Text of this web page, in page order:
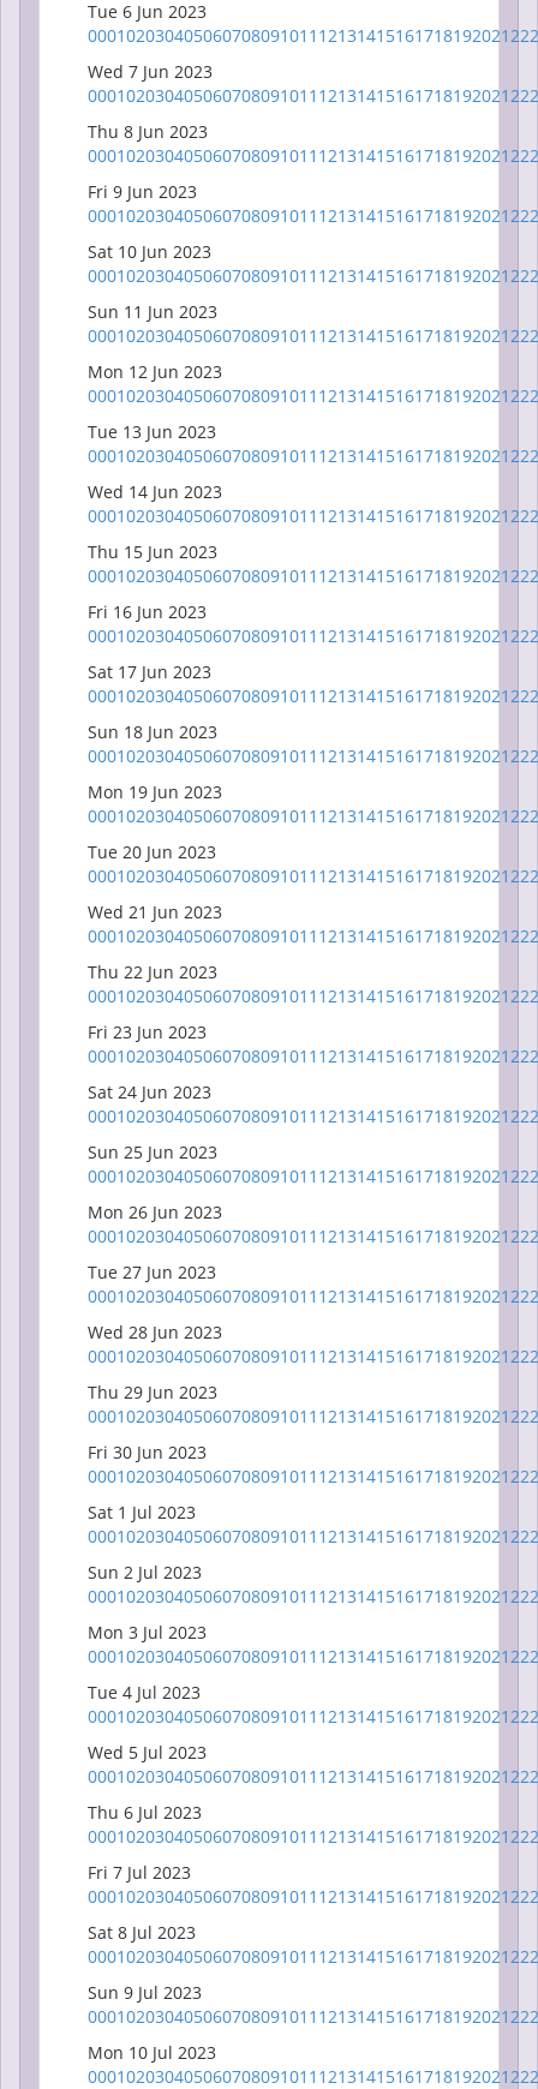
Tue 6 Jun 2023
000102030405060708091011 1213141516171819202122
Wed 7 Jun 2023
000102030405060708091011 1213141516171819202122
Thu 8 Jun 2023
000102030405060708091011 1213141516171819202122
Fri 9 Jun 2023
000102030405060708091011 1213141516171819202122
Sat 10 Jun 2023
000102030405060708091011 1213141516171819202122
Sun 11 Jun 2023
000102030405060708091011 1213141516171819202122
Mon 12 Jun 2023
000102030405060708091011 1213141516171819202122
Tue 13 Jun 2023
000102030405060708091011 1213141516171819202122
Wed 14 Jun 2023
000102030405060708091011 1213141516171819202122
Thu 15 Jun 2023
000102030405060708091011 1213141516171819202122
Fri 16 Jun 2023
000102030405060708091011 1213141516171819202122
Sat 17 Jun 2023
000102030405060708091011 1213141516171819202122
Sun 18 Jun 2023
000102030405060708091011 1213141516171819202122
Mon 19 Jun 2023
000102030405060708091011 1213141516171819202122
Tue 20 Jun 2023
000102030405060708091011 1213141516171819202122
Wed 21 Jun 2023
000102030405060708091011 1213141516171819202122
Thu 22 Jun 2023
000102030405060708091011 1213141516171819202122
Fri 23 Jun 2023
000102030405060708091011 1213141516171819202122
Sat 24 Jun 2023
000102030405060708091011 1213141516171819202122
Sun 25 Jun 2023
000102030405060708091011 1213141516171819202122
Mon 26 Jun 2023
000102030405060708091011 1213141516171819202122
Tue 27 Jun 2023
000102030405060708091011 1213141516171819202122
Wed 28 Jun 2023
000102030405060708091011 1213141516171819202122
Thu 29 Jun 2023
000102030405060708091011 1213141516171819202122
Fri 30 Jun 2023
000102030405060708091011 1213141516171819202122
Sat 1 Jul 2023
000102030405060708091011 1213141516171819202122
Sun 2 Jul 2023
000102030405060708091011 1213141516171819202122
Mon 3 Jul 2023
000102030405060708091011 1213141516171819202122
Tue 4 Jul 2023
000102030405060708091011 1213141516171819202122
Wed 5 Jul 2023
000102030405060708091011 1213141516171819202122
Thu 6 Jul 2023
000102030405060708091011 1213141516171819202122
Fri 7 Jul 2023
000102030405060708091011 1213141516171819202122
Sat 8 Jul 2023
000102030405060708091011 1213141516171819202122
Sun 9 Jul 2023
000102030405060708091011 1213141516171819202122
Mon 10 Jul 2023
000102030405060708091011 1213141516171819202122